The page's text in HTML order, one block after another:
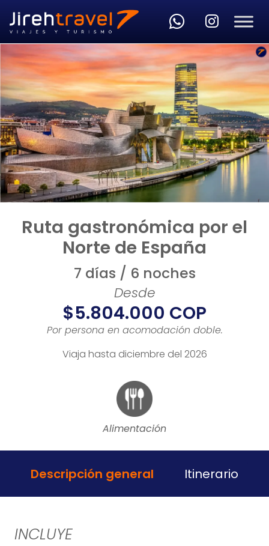
Ruta gastronómica por el
Norte de España
7 días / 6 noches
Desde
$5.804.000 COP
Por persona en acomodación doble.
Viaja hasta diciembre del 2026
Alimentación
Descripción general Itinerario
INCLUYE